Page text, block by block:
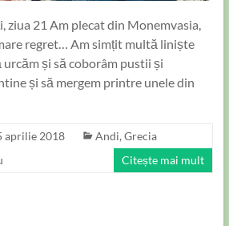
ziua 21 Am plecat din Monemvasia,
regret… Am simțit multă liniște
urcăm și să coborâm pustii și
și să mergem printre unele din
aprilie 2018 Andi, Grecia
Citește mai mult